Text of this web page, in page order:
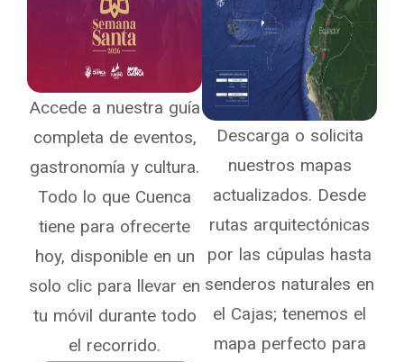
Accede a nuestra guía
completa de eventos,
gastronomía y cultura.
Todo lo que Cuenca
tiene para ofrecerte
hoy, disponible en un
solo clic para llevar en
tu móvil durante todo
el recorrido.
Descarga o solicita
nuestros mapas
actualizados. Desde
rutas arquitectónicas
por las cúpulas hasta
senderos naturales en
el Cajas; tenemos el
mapa perfecto para